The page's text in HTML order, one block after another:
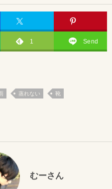
1 Send
蒸れない 靴
むーさん